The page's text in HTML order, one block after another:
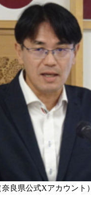
良県公式Xアカウント）